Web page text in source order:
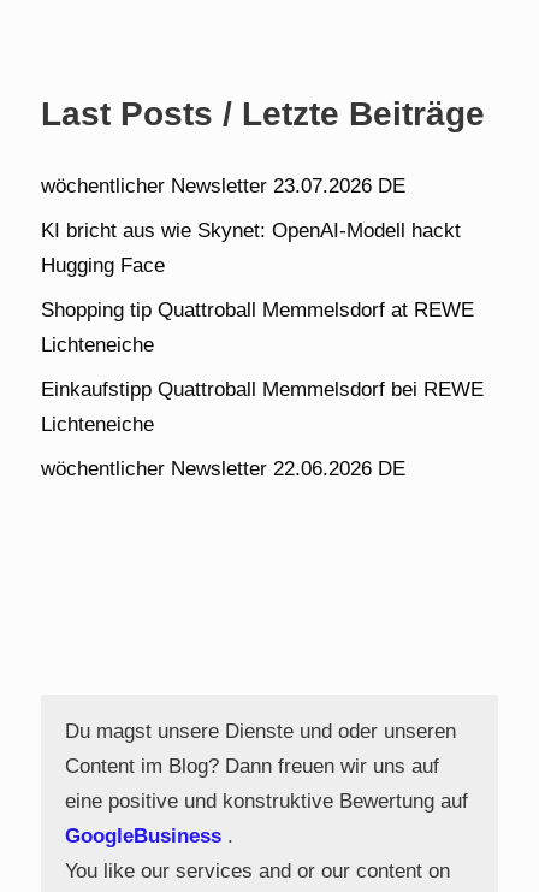
Last Posts / Letzte Beiträge
wöchentlicher Newsletter 23.07.2026 DE
KI bricht aus wie Skynet: OpenAI-Modell hackt
Hugging Face
Shopping tip Quattroball Memmelsdorf at REWE
Lichteneiche
Einkaufstipp Quattroball Memmelsdorf bei REWE
Lichteneiche
wöchentlicher Newsletter 22.06.2026 DE
Du magst unsere Dienste und oder unseren
Content im Blog? Dann freuen wir uns auf
eine positive und konstruktive Bewertung auf
GoogleBusiness .
You like our services and or our content on